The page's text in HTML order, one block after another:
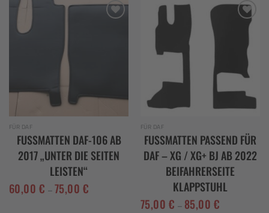
FÜR DAF
FUSSMATTEN DAF-106 AB 2
017 „UNTER DIE SEITEN L
EISTEN“
60,00€ – 75,00 €
Add to
FÜR DAF
FUSSMATTEN PASSEND FÜR D
AF – XG / XG+ BJ AB 2022 B
EIFAHRERSEITE K
LAPPSTUHL
75,00€ – 85,00 €